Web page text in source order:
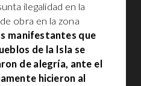
ilegalidad en la
obra en la zona
manifestantes que
de la Isla se
de alegría, ante el
hicieron al